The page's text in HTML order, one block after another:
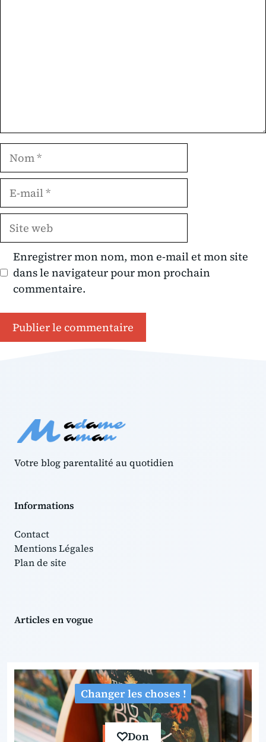
Nom
E-
mail
Site
web
Enregistrer mon nom, mon e-mail et mon site
dans le navigateur pour mon prochain
commentaire.
Votre blog parentalité au quotidien
Informations
Contact
Mentions Légales
Plan de site
Articles en vogue
Changer les choses !
Don